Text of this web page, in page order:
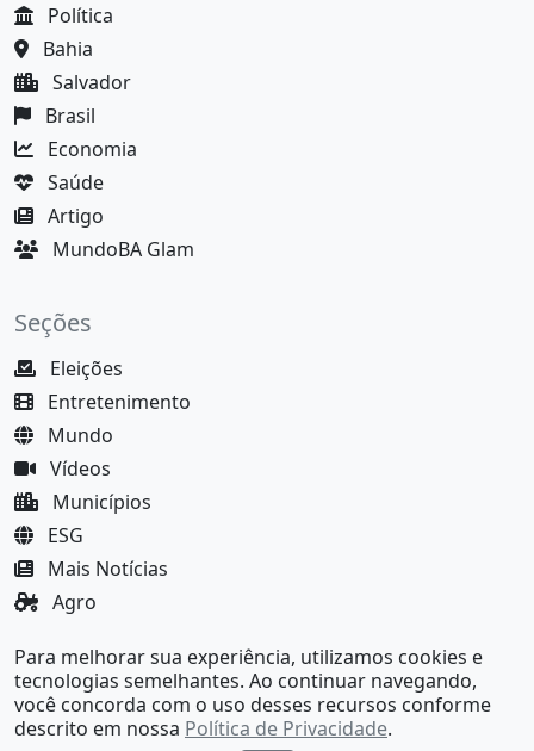
Política
Bahia
Salvador
Brasil
Economia
Saúde
Artigo
MundoBA Glam
Seções
Eleições
Entretenimento
Mundo
Vídeos
Municípios
ESG
Mais Notícias
Agro
MundoBA Black
Para melhorar sua experiência, utilizamos cookies e
tecnologias semelhantes. Ao continuar navegando,
você concorda com o uso desses recursos conforme
descrito em nossa Política de Privacidade.